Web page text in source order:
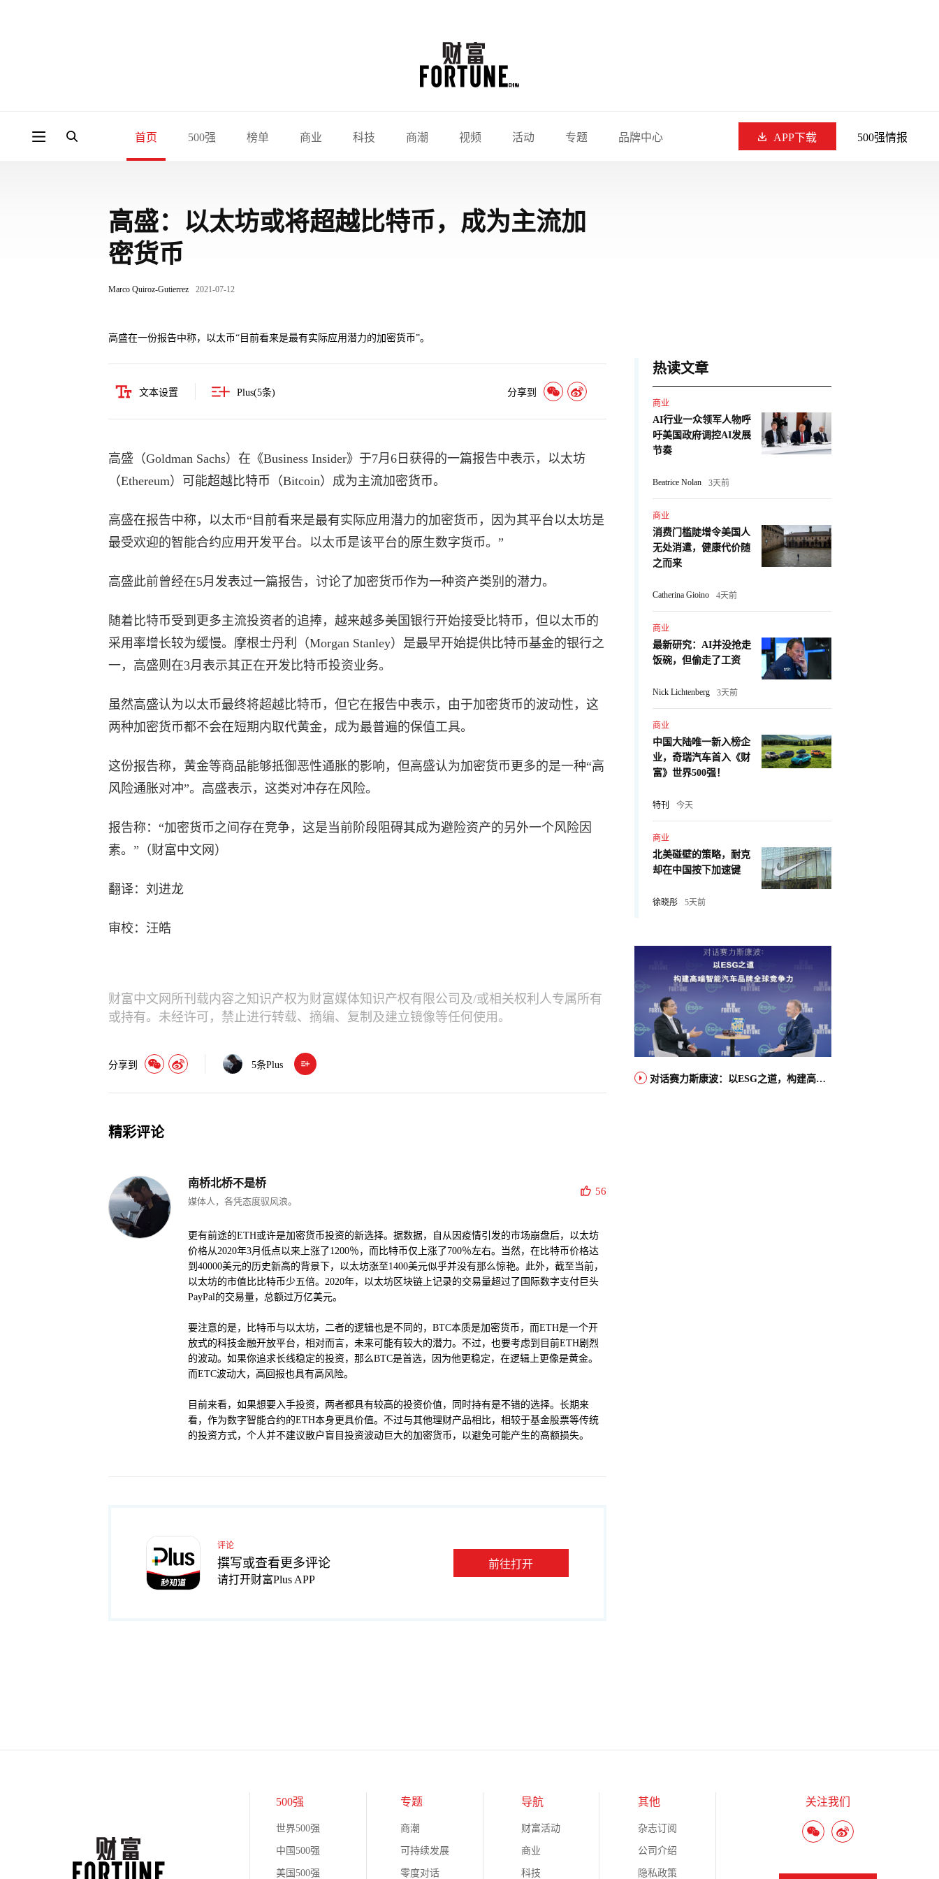
首页 500强 榜单 商业 科技 商潮 视频 活动 专题 品牌中心 APP下载 500强情报
高盛：以太坊或将超越比特币，成为主流加
密货币
Marco Quiroz-Gutierrez 2021-07-12
高盛在一份报告中称，以太币“目前看来是最有实际应用潜力的加密货币”。
文本设置 Plus(5条) 分享到
高盛（Goldman Sachs）在《Business Insider》于7月6日获得的一篇报告中表示，以太坊
（Ethereum）可能超越比特币（Bitcoin）成为主流加密货币。
高盛在报告中称，以太币“目前看来是最有实际应用潜力的加密货币，因为其平台以太坊是
最受欢迎的智能合约应用开发平台。以太币是该平台的原生数字货币。”
高盛此前曾经在5月发表过一篇报告，讨论了加密货币作为一种资产类别的潜力。
随着比特币受到更多主流投资者的追捧，越来越多美国银行开始接受比特币，但以太币的
采用率增长较为缓慢。摩根士丹利（Morgan Stanley）是最早开始提供比特币基金的银行之
一，高盛则在3月表示其正在开发比特币投资业务。
虽然高盛认为以太币最终将超越比特币，但它在报告中表示，由于加密货币的波动性，这
两种加密货币都不会在短期内取代黄金，成为最普遍的保值工具。
这份报告称，黄金等商品能够抵御恶性通胀的影响，但高盛认为加密货币更多的是一种“高
风险通胀对冲”。高盛表示，这类对冲存在风险。
报告称：“加密货币之间存在竞争，这是当前阶段阻碍其成为避险资产的另外一个风险因
素。”（财富中文网）
翻译：刘进龙
审校：汪皓
财富中文网所刊载内容之知识产权为财富媒体知识产权有限公司及/或相关权利人专属所有
或持有。未经许可，禁止进行转载、摘编、复制及建立镜像等任何使用。
分享到 5条Plus
精彩评论
南桥北桥不是桥
媒体人，各凭态度驭风浪。
56
更有前途的ETH或许是加密货币投资的新选择。据数据，自从因疫情引发的市场崩盘后，以太坊
价格从2020年3月低点以来上涨了1200％，而比特币仅上涨了700％左右。当然，在比特币价格达
到40000美元的历史新高的背景下，以太坊涨至1400美元似乎并没有那么惊艳。此外，截至当前，
以太坊的市值比比特币少五倍。2020年，以太坊区块链上记录的交易量超过了国际数字支付巨头
PayPal的交易量，总额过万亿美元。
要注意的是，比特币与以太坊，二者的逻辑也是不同的，BTC本质是加密货币，而ETH是一个开
放式的科技金融开放平台，相对而言，未来可能有较大的潜力。不过，也要考虑到目前ETH剧烈
的波动。如果你追求长线稳定的投资，那么BTC是首选，因为他更稳定，在逻辑上更像是黄金。
而ETC波动大，高回报也具有高风险。
目前来看，如果想要入手投资，两者都具有较高的投资价值，同时持有是不错的选择。长期来
看，作为数字智能合约的ETH本身更具价值。不过与其他理财产品相比，相较于基金股票等传统
的投资方式，个人并不建议散户盲目投资波动巨大的加密货币，以避免可能产生的高额损失。
评论
撰写或查看更多评论
请打开财富Plus APP
前往打开
热读文章
商业
AI行业一众领军人物呼
吁美国政府调控AI发展
节奏
Beatrice Nolan 3天前
商业
消费门槛陡增令美国人
无处消遣，健康代价随
之而来
Catherina Gioino 4天前
商业
最新研究：AI并没抢走
饭碗，但偷走了工资
Nick Lichtenberg 3天前
商业
中国大陆唯一新入榜企
业，奇瑞汽车首入《财
富》世界500强！
特刊 今天
商业
北美碰壁的策略，耐克
却在中国按下加速键
徐晓彤 5天前
对话赛力斯康波：以ESG之道，构建高端智能汽车品牌全球竞争力
500强
世界500强
中国500强
美国500强
专题
商潮
可持续发展
零度对话
导航
财富活动
商业
科技
其他
杂志订阅
公司介绍
隐私政策
关注我们